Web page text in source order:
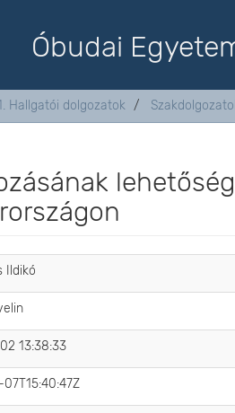
Óbudai
Hallgatói dolgozatok
Ildikó
13:38:33